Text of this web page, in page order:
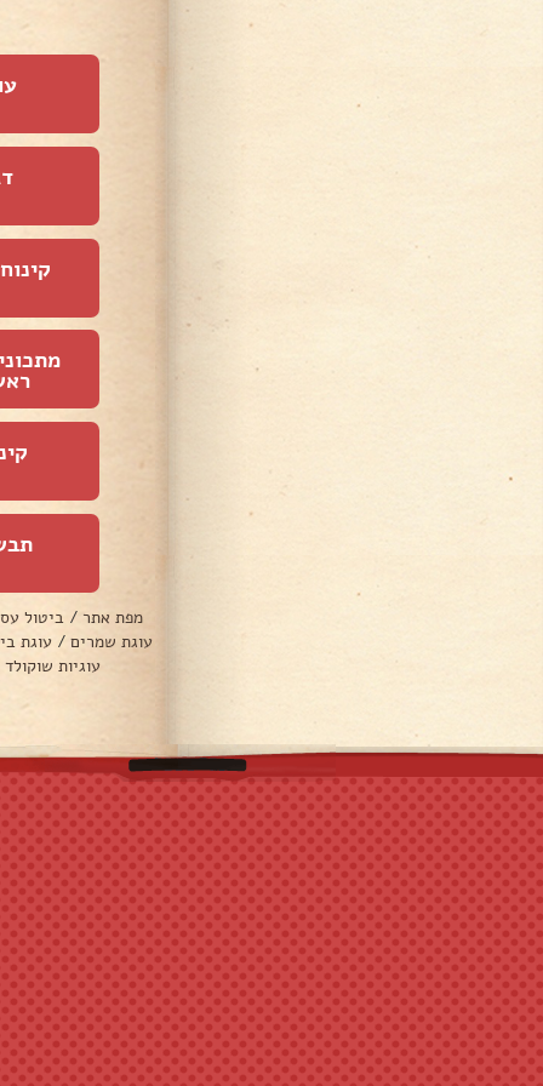
מפת אתר / ביטול
עוגת שמרים / עוגת
עוגיות